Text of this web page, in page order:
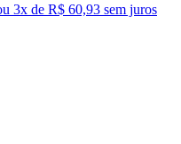
3x de R$ 60,93 sem juros